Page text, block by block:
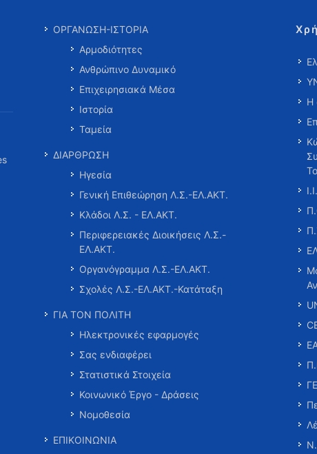
ΟΡΓΑΝΩΣΗ-ΙΣΤΟΡΙΑ
Αρμοδιότητες
Ανθρώπινο Δυναμικό
Επιχειρησιακά Μέσα
Ιστορία
Ταμεία
ΔΙΑΡΘΡΩΣΗ
Ηγεσία
Γενική Επιθεώρηση Λ.Σ.-ΕΛ.ΑΚΤ.
Κλάδοι Λ.Σ. - ΕΛ.ΑΚΤ.
Περιφερειακές Διοικήσεις Λ.Σ.-
ΕΛ.ΑΚΤ.
Οργανόγραμμα Λ.Σ.-ΕΛ.ΑΚΤ.
Σχολές Λ.Σ.-ΕΛ.ΑΚΤ.-Κατάταξη
ΓΙΑ ΤΟΝ ΠΟΛΙΤΗ
Ηλεκτρονικές εφαρμογές
Σας ενδιαφέρει
Στατιστικά Στοιχεία
Κοινωνικό Έργο - Δράσεις
Νομοθεσία
ΕΠΙΚΟΙΝΩΝΙΑ
Η